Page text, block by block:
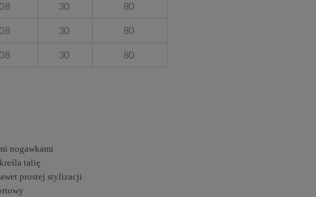
30 80
30 80
30 80
nogawkami
talię
prostej stylizacji